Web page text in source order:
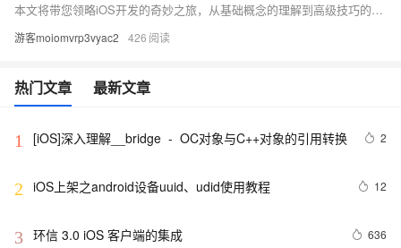
本文将带您领略iOS开发的奇妙之旅，从基础概念的理解到高级技巧的掌握，逐步深入iOS的世界。文章不仅分享技术知识，还鼓励读者在编程之路上保持好奇心和创新精神，实现个人成长与技术突破。
游客moiomvrp3vyac2 426
热门文章 最新文章
1 [iOS]深入理解__bridge  -  OC对象与C++对象的引用转换 2
2 iOS上架之android设备uuid、udid使用教程 12
3 环信 3.0 iOS 客户端的集成 636